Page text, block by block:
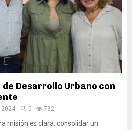
Desarrollo Urbano con
2024 0 732
misión es clara: consolidar un